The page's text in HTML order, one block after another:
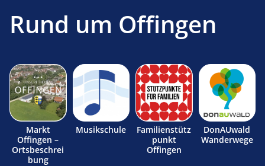
Rund um Offingen
Markt
Offingen –
Ortsbeschrei
bung
Musikschule
Familienstütz
punkt
Offingen
DonAUwald
Wanderwege